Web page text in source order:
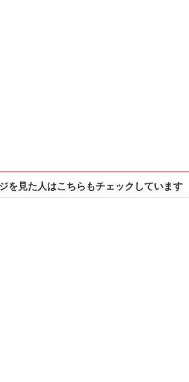
を見た人はこちらもチェックしています